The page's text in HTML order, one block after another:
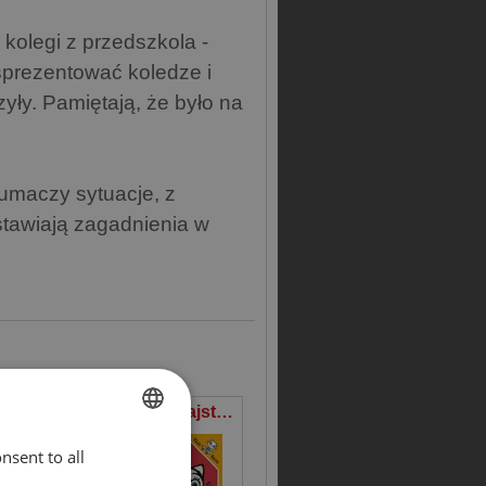
z przedszkola -
koledze i
Pamiętają, że było na
sytuacje, z
zagadnienia w
Kicia Kocia majsterkuje
to all